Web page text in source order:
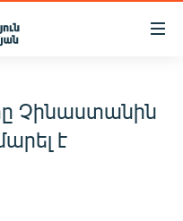
Չինաստանին
է